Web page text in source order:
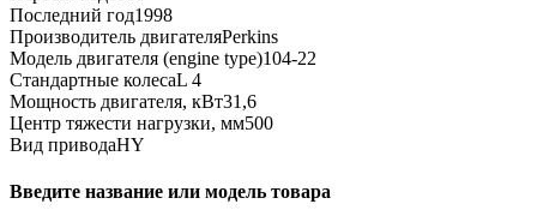
Последний год1998
Производитель двигателяPerkins
Модель двигателя (engine type)104-22
Стандартные колесаL 4
Мощность двигателя, кВт31,6
Центр тяжести нагрузки, мм500
Вид приводаHY
Введите название или модель товара